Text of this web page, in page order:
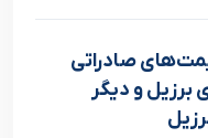
صادراتي
و ديگر